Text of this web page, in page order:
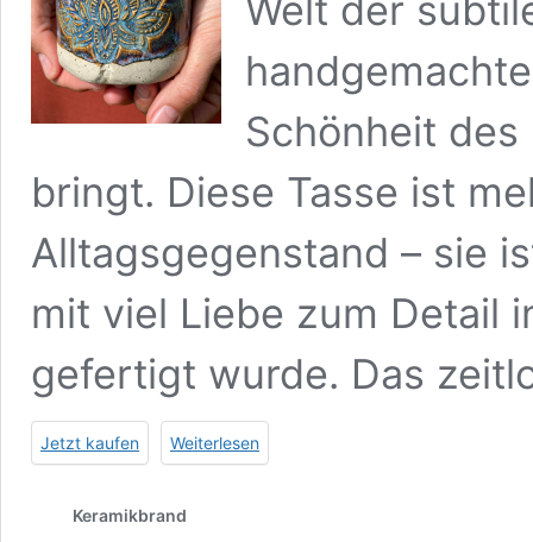
Schönheit
bringt. Diese Tasse ist
Alltagsgegenstand – sie
mit viel Liebe zum Detail
gefertigt wurde. Das
Jetzt kaufen Weiterlesen
Keramikbrand